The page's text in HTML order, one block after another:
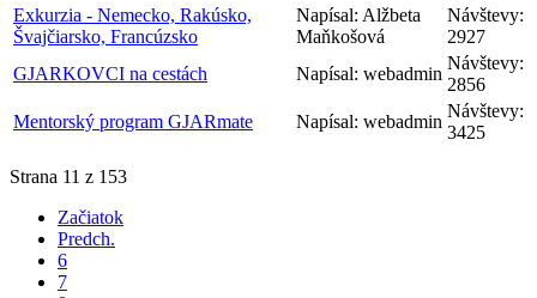
Exkurzia - Nemecko, Rakúsko,
Švajčiarsko, Francúzsko
Napísal: Alžbeta
Maňkošová
Návštevy:
2927
GJARKOVCI na cestách
Napísal: webadmin
Návštevy:
2856
Mentorský program GJARmate
Napísal: webadmin
Návštevy:
3425
Strana 11 z 153
Začiatok
Predch.
6
7